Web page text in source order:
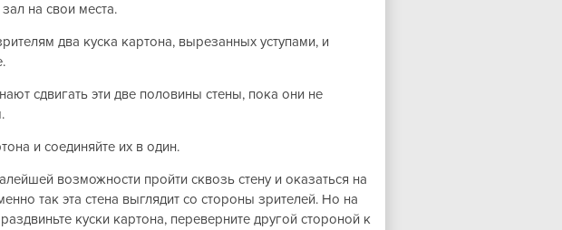
на свои места.
два куска картона, вырезанных уступами, и
сдвигать эти две половины стены, пока они не
и соединяйте их в один.
возможности пройти сквозь стену и оказаться на
так эта стена выглядит со стороны зрителей. Но на
куски картона, переверните другой стороной к